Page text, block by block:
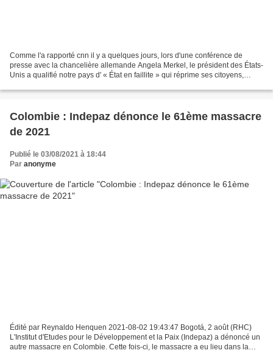
Comme l'a rapporté cnn il y a quelques jours, lors d'une conférence de
presse avec la chancelière allemande Angela Merkel, le président des États-
Unis a qualifié notre pays d' « État en faillite » qui réprime ses citoyens,
Colombie : Indepaz dénonce le 61ème massacre
de 2021
Publié le 03/08/2021 à 18:44
Par anonyme
Édité par Reynaldo Henquen 2021-08-02 19:43:47 Bogotá, 2 août (RHC)
L'Institut d'Etudes pour le Développement et la Paix (Indepaz) a dénoncé un
autre massacre en Colombie. Cette fois-ci, le massacre a eu lieu dans la